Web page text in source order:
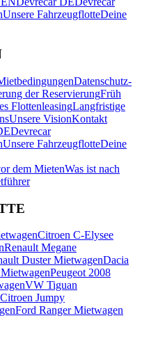
Unsere FahrzeugflotteDeine
Datenschutz-
der ReservierungFrüh
FlottenleasingLangfristige
Unsere VisionKontakt
Devrecar
Unsere FahrzeugflotteDeine
dem MietenWas ist nach
Citroen C-Elysee
Renault Megane
Duster MietwagenDacia
Peugeot 2008
VW Tiguan
Citroen Jumpy
Ford Ranger Mietwagen